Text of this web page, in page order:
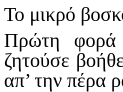
Το μικρό
Πρώτη φορά
ζητούσε
απ’ την πέρα